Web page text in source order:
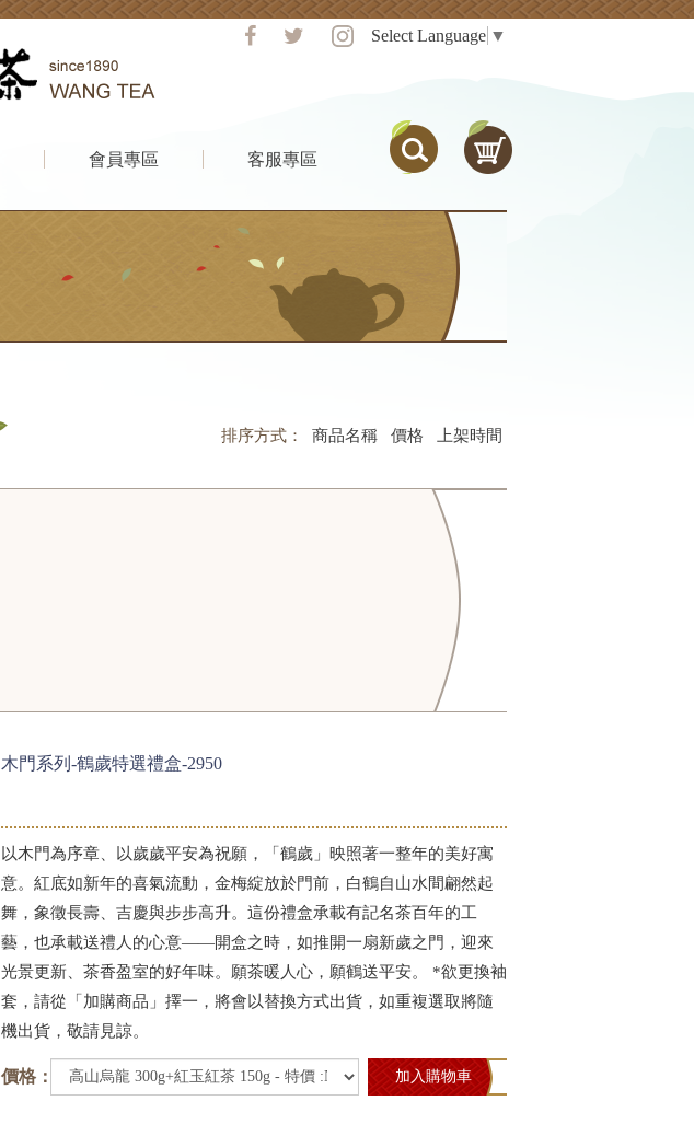
Select Language ▼
會員專區 客服專區
排序方式： 商品名稱 價格 上架時間
木門系列-鶴歲特選禮盒-2950
以木門為序章、以歲歲平安為祝願，「鶴歲」映照著一整年的美好寓
意。紅底如新年的喜氣流動，金梅綻放於門前，白鶴自山水間翩然起
舞，象徵長壽、吉慶與步步高升。這份禮盒承載有記名茶百年的工
藝，也承載送禮人的心意——開盒之時，如推開一扇新歲之門，迎來
光景更新、茶香盈室的好年味。願茶暖人心，願鶴送平安。 *欲更換袖
套，請從「加購商品」擇一，將會以替換方式出貨，如重複選取將隨
機出貨，敬請見諒。
價格： 加入購物車